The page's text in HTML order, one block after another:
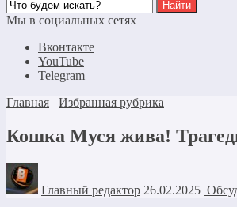
Мы в социальных сетях
Вконтакте
YouTube
Telegram
Главная
Избранная рубрика
Кошка Муся жива!
Главный редактор 26.02.2025